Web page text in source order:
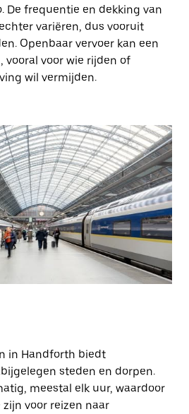
De frequentie en dekking van
variëren, dus vooruit
Openbaar vervoer kan een
vooral voor wie rijden of
wil vermijden.
in Handforth biedt
steden en dorpen.
meestal elk uur, waardoor
voor reizen naar